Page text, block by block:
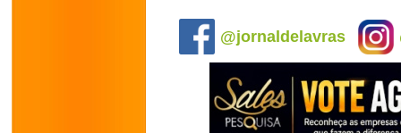
@jornaldelavras